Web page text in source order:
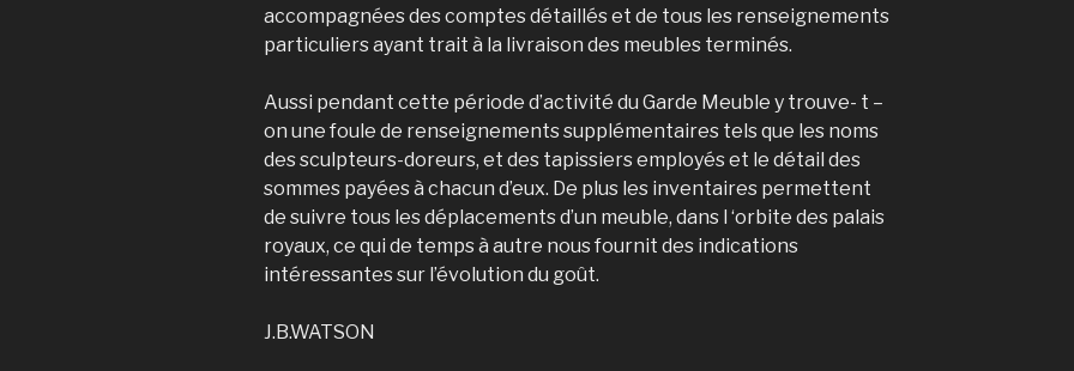
accompagnées des comptes détaillés et de tous les renseignements
particuliers ayant trait à la livraison des meubles terminés.
Aussi pendant cette période d’activité du Garde Meuble y trouve- t –
on une foule de renseignements supplémentaires tels que les noms
des sculpteurs-doreurs, et des tapissiers employés et le détail des
sommes payées à chacun d’eux. De plus les inventaires permettent
de suivre tous les déplacements d’un meuble, dans l ‘orbite des palais
royaux, ce qui de temps à autre nous fournit des indications
intéressantes sur l’évolution du goût.
J.B.WATSON